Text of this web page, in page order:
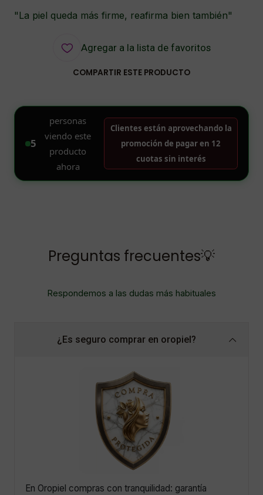
"La piel queda más firme, reafirma bien también"
Agregar a la lista de favoritos
COMPARTIR ESTE PRODUCTO
Preguntas frecuentes💡
Respondemos a las dudas más habituales
¿Es seguro comprar en oropiel?
En Oropiel compras con tranquilidad: garantía